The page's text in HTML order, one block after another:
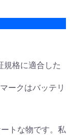
規格に適合した
ークはバッテリ
トな物です。私